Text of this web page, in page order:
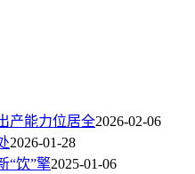
产能力位居全2026-02-06
2026-01-28
“饮”擎2025-01-06